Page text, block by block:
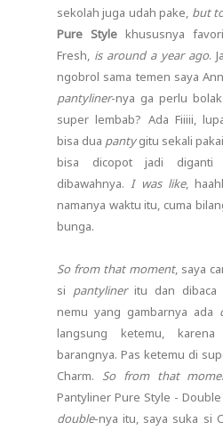
sekolah juga udah pake, but
Pure Stylekhususnya
Fresh, is around a year ago.
ngobrol sama temen saya
pantyliner-nya ga perlu
super lembab? Ada Fiiiii,
bisa dua pantygitu sekali
bisa dicopot jadi diganti
dibawahnya.I was like,
namanya waktu itu, cuma
bunga.
So from that moment, saya
si pantylineritu dan dibaca
nemu yang gambarnya ada
langsung ketemu,
barangnya. Pas ketemu di
Charm. So from that
Pantyliner Pure Style - Double
double-nya itu, saya suka si